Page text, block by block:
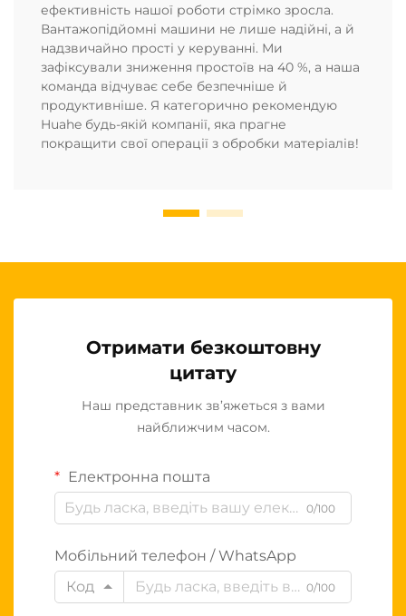
ефективність нашої роботи стрімко зросла.
Вантажопідйомні машини не лише надійні, а й
надзвичайно прості у керуванні. Ми
зафіксували зниження простоїв на 40 %, а наша
команда відчуває себе безпечніше й
продуктивніше. Я категорично рекомендую
Huahe будь-якій компанії, яка прагне
покращити свої операції з обробки матеріалів!
Отримати безкоштовну
цитату
Наш представник зв’яжеться з вами
найближчим часом.
Електронна пошта
0/100
Мобільний телефон / WhatsApp
Код
0/100